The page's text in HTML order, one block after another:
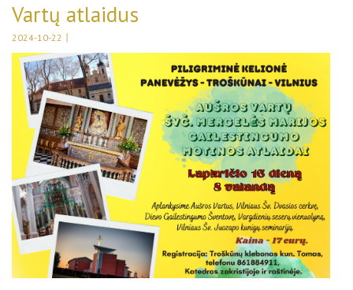
Vartų atlaidus
2024-10-22 |